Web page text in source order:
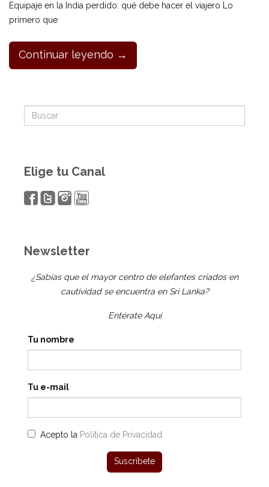
Equipaje en la India perdido: qué debe hacer el viajero Lo
primero que
Continuar leyendo →
Elige tu Canal
Newsletter
¿Sabías que el mayor centro de elefantes criados en
cautividad se encuentra en Sri Lanka?
Entérate Aquí
Tu nombre
Tu e-mail
Acepto la Política de Privacidad